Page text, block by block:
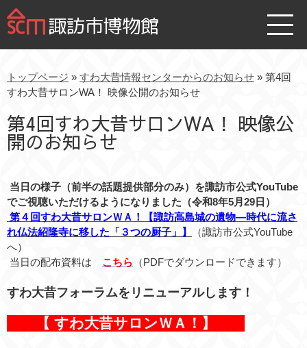
諏訪市博物館
トップページ » すわ大昔情報センターからのお知らせ » 第4回
すわ大昔サロンWA！ 映像公開のお知らせ
第4回すわ大昔サロンWA！ 映像公
開のお知らせ
当日の様子（前半の話題提供部分のみ）を諏訪市公式YouTube
でご視聴いただけるようになりました（令和8年5月29日）
第４回すわ大昔サロンＷＡ！【諏訪高島城の遺物―時代に流さ
れ仏法紹隆寺に移した「３つの厨子」】
（諏訪市公式YouTube
へ）
当日の配布資料は こちら （PDFでダウンロードできます）
すわ大昔フォーラムをリニューアルします！
【 すわ大昔サロンＷＡ！】